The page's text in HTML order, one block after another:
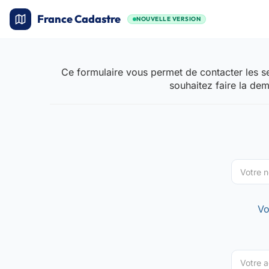
France Cadastre NOUVELLE VERSION
Ce formulaire vous permet de contacter les
souhaitez faire la